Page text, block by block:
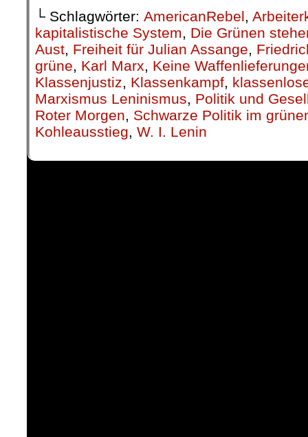
└ Schlagwörter: AmericanRebel,
kapitalistische System, Die Grünen
Aust, Freiheit für Julian Assange,
grüne, Karl Marx, Keine
Klassenjustiz, Klassenkampf,
Marxismus Leninismus, Politik und
Roter Morgen, Schwarze Politik im
Kohleausstieg, W. I. Lenin